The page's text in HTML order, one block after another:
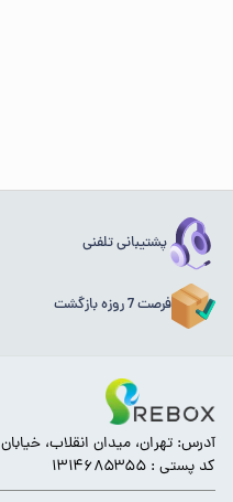
پشتیبانی تلفنی
فرصت 7 روزه بازگشت
آدرس: تهران، میدان انقلاب، خیابان 12 فروردین، کوچه نوروز پلاک 27 طبقه سوم.
کد پستی : ۱۳۱۴۶۸۵۳۵۵